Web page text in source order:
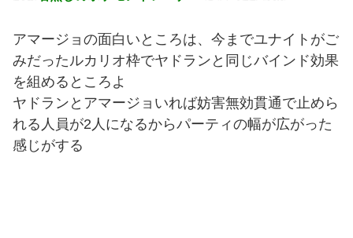
アマージョの面白いところは、今までユナイトがご
みだったルカリオ枠でヤドランと同じバインド効果
を組めるところよ
ヤドランとアマージョいれば妨害無効貫通で止めら
れる人員が2人になるからパーティの幅が広がった
感じがする